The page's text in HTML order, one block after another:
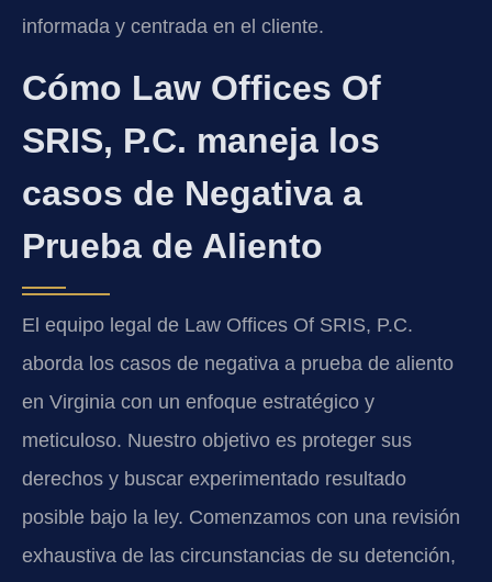
informada y centrada en el cliente.
Cómo Law Offices Of
SRIS, P.C. maneja los
casos de Negativa a
Prueba de Aliento
El equipo legal de Law Offices Of SRIS, P.C.
aborda los casos de negativa a prueba de aliento
en Virginia con un enfoque estratégico y
meticuloso. Nuestro objetivo es proteger sus
derechos y buscar experimentado resultado
posible bajo la ley. Comenzamos con una revisión
exhaustiva de las circunstancias de su detención,